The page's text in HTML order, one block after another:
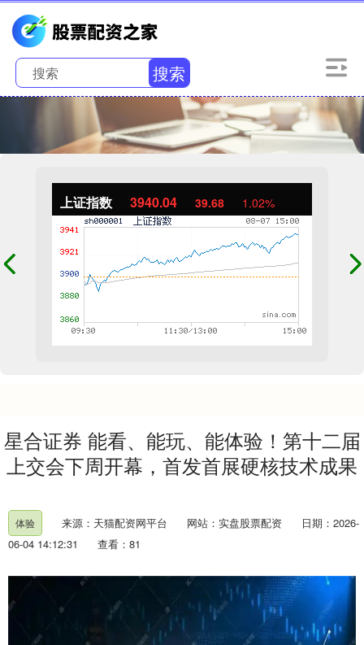
搜索
上证指数 3940.04 39.68 1.02%
星合证券 能看、能玩、能体验！第十二届
上交会下周开幕，首发首展硬核技术成果
体验 来源：天猫配资网平台 网站：实盘股票配资
日期：2026-
06-04 14:12:31
查看：81